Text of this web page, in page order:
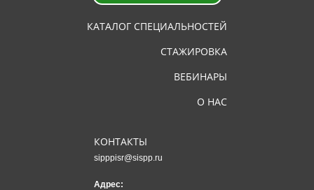
КАТАЛОГ СПЕЦИАЛЬНОСТЕЙ
СТАЖИРОВКА
ВЕБИНАРЫ
О НАС
КОНТАКТЫ
sipppisr@sispp.ru
Адрес: